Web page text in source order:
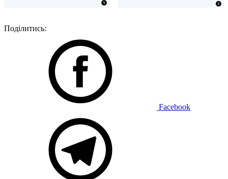
Поділитись:
Facebook